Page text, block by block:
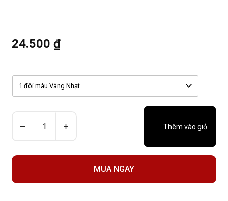
24.500 ₫
Thêm vào giỏ
MUA NGAY
1 đôi màu Vàng Nhạt